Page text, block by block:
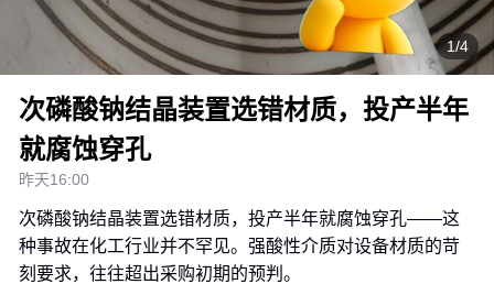
1/4
次磷酸钠结晶装置选错材质，投产半年
就腐蚀穿孔
昨天16:00
次磷酸钠结晶装置选错材质，投产半年就腐蚀穿孔——这
种事故在化工行业并不罕见。强酸性介质对设备材质的苛
刻要求，往往超出采购初期的预判。